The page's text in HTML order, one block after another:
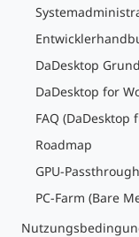
DaDesktop
DaDesktop for
FAQ
Roadmap
GPU-
PC-Farm (Bare